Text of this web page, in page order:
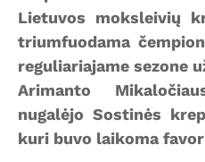
Lietuvos moksleivių
triumfuodama
reguliariajame sezone
Arimanto
nugalėjo Sostinės
kuri buvo laikoma